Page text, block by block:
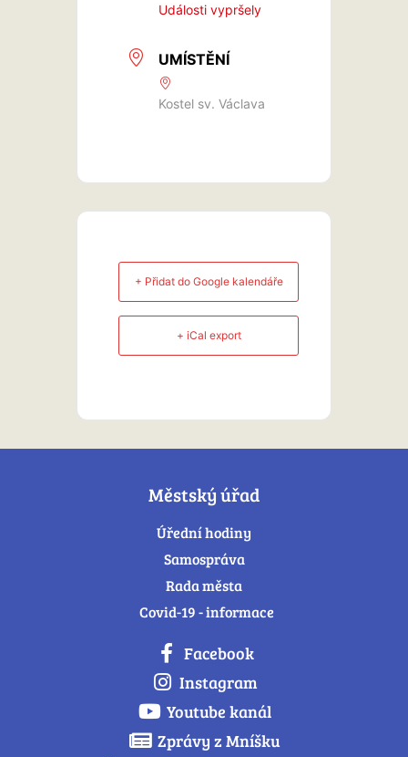
Události vypršely
UMÍSTĚNÍ
Kostel sv. Václava
+ Přidat do Google kalendáře
+ iCal export
Městský úřad
Úřední hodiny
Samospráva
Rada města
Covid-19 - informace
Facebook
Instagram
Youtube kanál
Zprávy z Mníšku